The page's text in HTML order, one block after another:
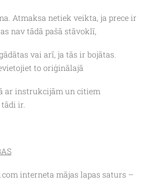
Atmaksa netiek veikta, ja prece ir
nav tādā pašā stāvoklī,
vai arī, ja tās ir bojātas.
to oriģinālajā
ar instrukcijām un citiem
ir.
interneta mājas lapas saturs –